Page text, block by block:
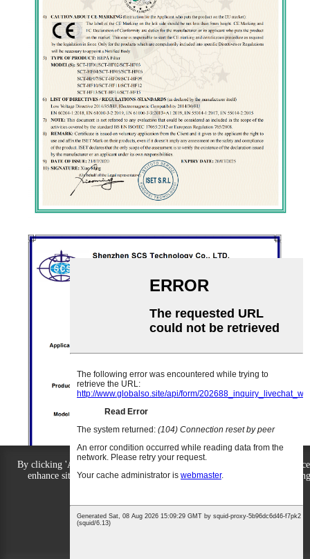
By clicking 'Agree All', you agree to the storage of cookies on your
enhance site navigation, analyze site usage and assist with our marketing